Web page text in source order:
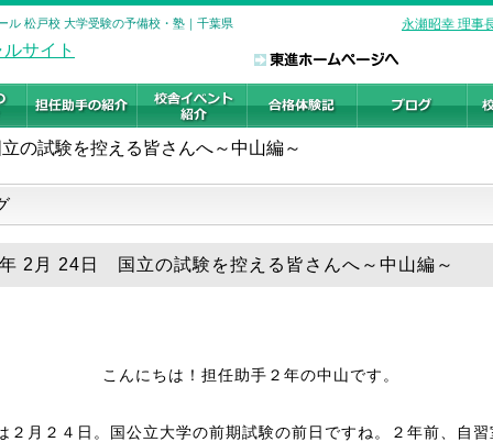
ル 松戸校 大学受験の予備校・塾｜千葉県 永瀬昭幸 理事
の試験を控える皆さんへ～中山編～
2月 24日 国立の試験を控える皆さんへ～中山編～
こんにちは！担任助手２年の中山です。
２月２４日。国公立大学の前期試験の前日ですね。２年前、自習